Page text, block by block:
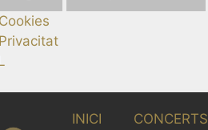
INICI CONCERTS